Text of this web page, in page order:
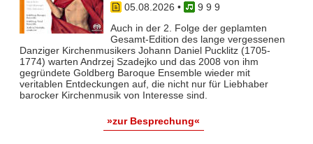
05.08.2026 •
9 9 9
Auch in der 2. Folge der geplamten
Gesamt-Edition des lange vergessenen
Danziger Kirchenmusikers Johann Daniel Pucklitz (1705-
1774) warten Andrzej Szadejko und das 2008 von ihm
gegründete Goldberg Baroque Ensemble wieder mit
veritablen Entdeckungen auf, die nicht nur für Liebhaber
barocker Kirchenmusik von Interesse sind.
»zur Besprechung«